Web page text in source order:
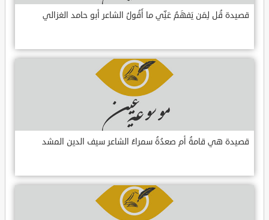
قصيدة قُل لِمَن يَفهَمُ عَنِّي ما أَقُولُ الشاعر أبو حامد الغزالي
قصيدة هي قامةُ أم صعدُةُ سمراءُ الشاعر سيف الدين المشد